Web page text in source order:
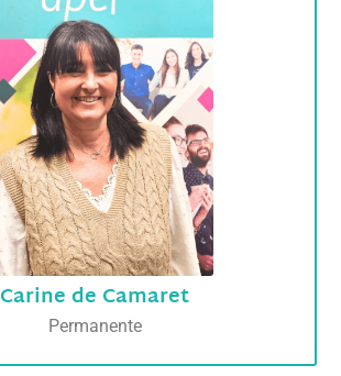
Carine de Camaret
Permanente